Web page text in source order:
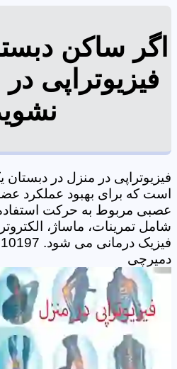
اگر ساکن
فیزیوتراپی
فیزیوتراپی در منزل در
است که برای بهبود عملکرد
عصبی مربوط به حرکت
شامل تمرینات، ماساژ،
دمیرچی